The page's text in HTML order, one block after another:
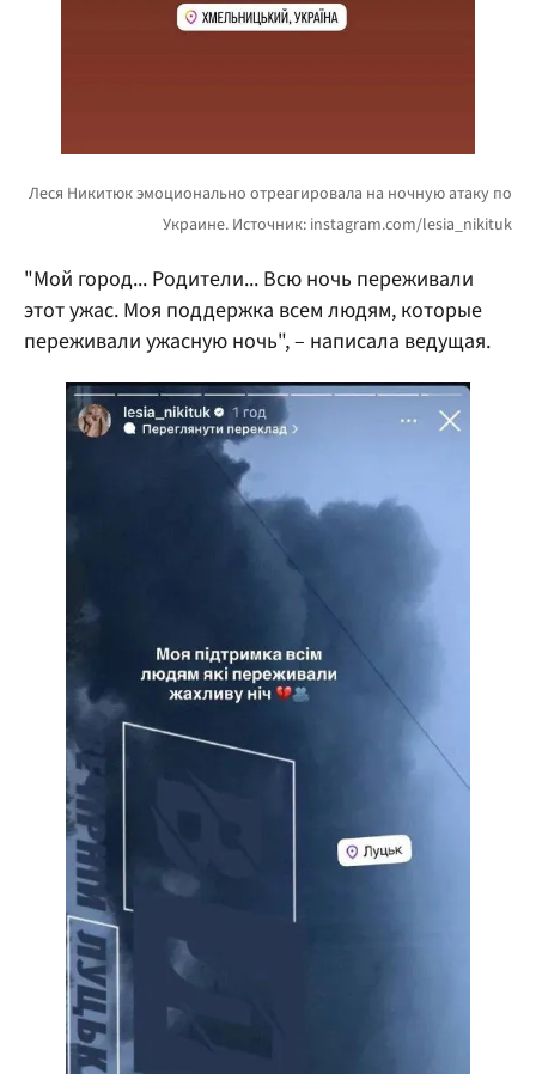
"Мой город... Родители... Всю ночь переживали
этот ужас. Моя поддержка всем людям, которые
переживали ужасную ночь", – написала ведущая.